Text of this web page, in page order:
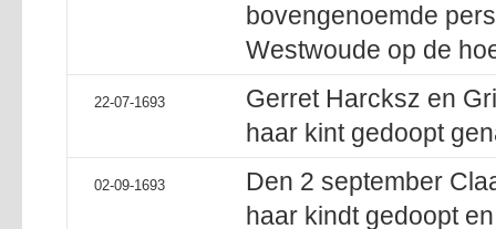
bovengenoemde
Westwoude op de
22-07-1693
Gerret Harcksz en
haar kint gedoopt
02-09-1693
Den 2 september
haar kindt gedoopt